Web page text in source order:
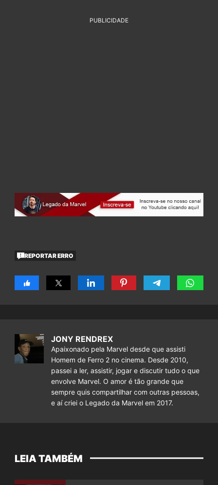
PUBLICIDADE
REPORTAR ERRO
JONY RENDREX
Apaixonado pela Marvel desde que assisti
Homem de Ferro 2 no cinema. Desde 2010,
passei a ler, assistir, jogar e discutir tudo o que
envolve Marvel. O amor é tão grande que
sempre quis compartilhar com outras pessoas,
e aí criei o Legado da Marvel em 2017.
LEIA TAMBÉM